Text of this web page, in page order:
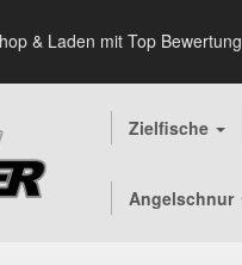
& Laden mit Top Bewertung
Zielfische
Angelschnur